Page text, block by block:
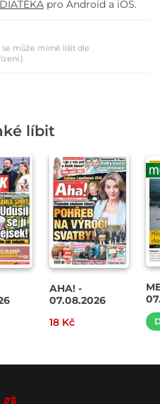
pro Android a iOS.
se může mírně lišit dle
líbit
AHA! -
07.08.2026
18 Kč